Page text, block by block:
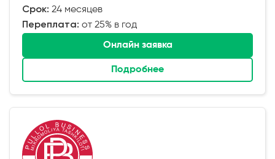
Срок: 24 месяцев
Переплата: от 25% в год
Онлайн заявка
Подробнее